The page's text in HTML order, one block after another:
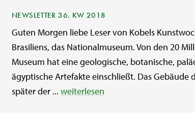
NEWSLETTER 36. KW 2018
Guten Morgen liebe Leser von Kobels
Brasiliens, das Nationalmuseum. Von den 20
Museum hat eine geologische, botanische,
ägyptische Artefakte einschließt. Das
später der ... weiterlesen